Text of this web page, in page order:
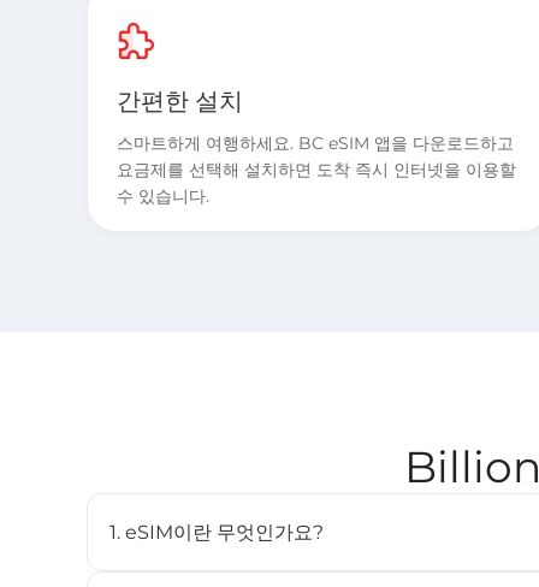
간편한 설치
스마트하게 여행하세요. BC eSIM 앱을 다운로드하고
요금제를 선택해 설치하면 도착 즉시 인터넷을 이용할
수 있습니다.
1. eSIM이란 무엇인가요?